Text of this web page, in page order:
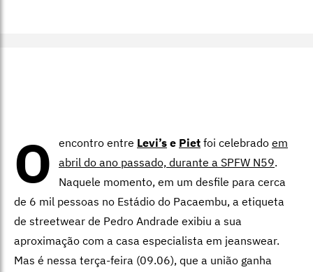
O encontro entre Levi’s e Piet foi celebrado em
abril do ano passado, durante a SPFW N59.
Naquele momento, em um desfile para cerca
de 6 mil pessoas no Estádio do Pacaembu, a etiqueta
de streetwear de Pedro Andrade exibiu a sua
aproximação com a casa especialista em jeanswear.
Mas é nessa terça-feira (09.06), que a união ganha